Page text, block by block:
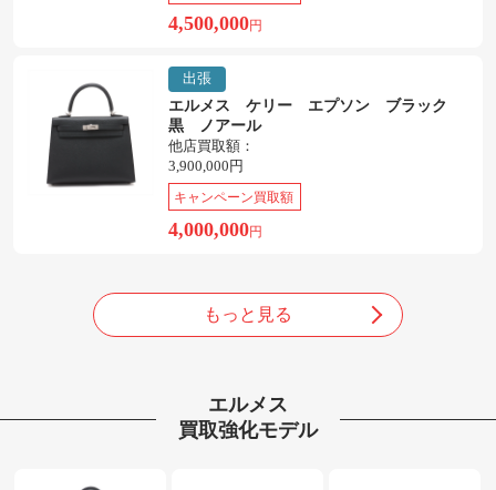
4,500,000円
出張
エルメス ケリー エプソン ブラック
黒 ノアール
他店買取額：
3,900,000円
キャンペーン買取額
4,000,000円
もっと見る
エルメス
買取強化モデル